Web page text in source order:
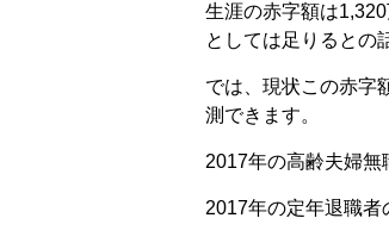
生涯の赤字額は
としては足りるとの
では、現状この赤字
測できます。
2017年の高齢夫婦無
2017年の定年退職